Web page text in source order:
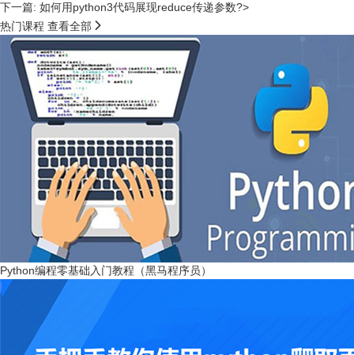
下一篇: 如何用python3代码展现reduce传递参数?>
热门课程 查看全部 
Python编程零基础入门教程（黑马程序员）